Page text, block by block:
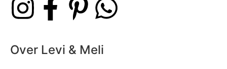
Over Levi & Meli